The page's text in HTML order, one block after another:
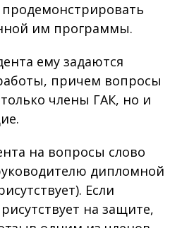
им программы.
ему задаются
причем вопросы
члены ГАК, но и
на вопросы слово
дипломной
Если
на защите,